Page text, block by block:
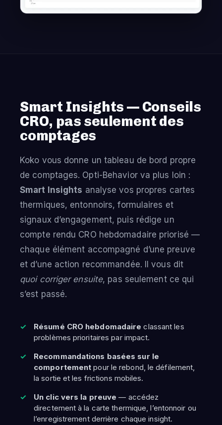
Smart Insights — Conseils
CRO, pas seulement des
comptages
Koko vous donne un tableau de bord propre
de comptages. Opti-Behavior va plus loin :
Smart Insights analyse vos propres cartes
thermiques, entonnoirs, formulaires et
signaux d’engagement, puis rédige un
compte rendu CRO hebdomadaire priorisé —
chaque élément accompagné d’une preuve
et d’une action recommandée. Il vous dit
quoi corriger ensuite, pas seulement ce qui
s’est passé.
Résumé CRO hebdomadaire classant les
problèmes prioritaires par impact.
Recommandations basées sur le
comportement pour le rebond, le défilement,
la sortie et les frictions mobiles.
Un clic vers la preuve — accédez
directement à la carte thermique, l’entonnoir ou
l’enregistrement derrière chaque insight.